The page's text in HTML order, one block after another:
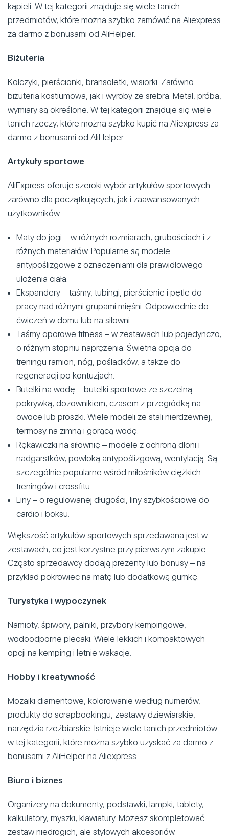
kąpieli. W tej kategorii znajduje się wiele tanich
przedmiotów, które można szybko zamówić na Aliexpress
za darmo z bonusami od AliHelper.
Biżuteria
Kolczyki, pierścionki, bransoletki, wisiorki. Zarówno
biżuteria kostiumowa, jak i wyroby ze srebra. Metal, próba,
wymiary są określone. W tej kategorii znajduje się wiele
tanich rzeczy, które można szybko kupić na Aliexpress za
darmo z bonusami od AliHelper.
Artykuły sportowe
AliExpress oferuje szeroki wybór artykułów sportowych
zarówno dla początkujących, jak i zaawansowanych
użytkowników:
Maty do jogi – w różnych rozmiarach, grubościach i z
różnych materiałów. Popularne są modele
antypoślizgowe z oznaczeniami dla prawidłowego
ułożenia ciała.
Ekspandery – taśmy, tubingi, pierścienie i pętle do
pracy nad różnymi grupami mięśni. Odpowiednie do
ćwiczeń w domu lub na siłowni.
Taśmy oporowe fitness – w zestawach lub pojedynczo,
o różnym stopniu naprężenia. Świetna opcja do
treningu ramion, nóg, pośladków, a także do
regeneracji po kontuzjach.
Butelki na wodę – butelki sportowe ze szczelną
pokrywką, dozownikiem, czasem z przegródką na
owoce lub proszki. Wiele modeli ze stali nierdzewnej,
termosy na zimną i gorącą wodę.
Rękawiczki na siłownię – modele z ochroną dłoni i
nadgarstków, powłoką antypoślizgową, wentylacją. Są
szczególnie popularne wśród miłośników ciężkich
treningów i crossfitu.
Liny – o regulowanej długości, liny szybkościowe do
cardio i boksu.
Większość artykułów sportowych sprzedawana jest w
zestawach, co jest korzystne przy pierwszym zakupie.
Często sprzedawcy dodają prezenty lub bonusy – na
przykład pokrowiec na matę lub dodatkową gumkę.
Turystyka i wypoczynek
Namioty, śpiwory, palniki, przybory kempingowe,
wodoodporne plecaki. Wiele lekkich i kompaktowych
opcji na kemping i letnie wakacje.
Hobby i kreatywność
Mozaiki diamentowe, kolorowanie według numerów,
produkty do scrapbookingu, zestawy dziewiarskie,
narzędzia rzeźbiarskie. Istnieje wiele tanich przedmiotów
w tej kategorii, które można szybko uzyskać za darmo z
bonusami z AliHelper na Aliexpress.
Biuro i biznes
Organizery na dokumenty, podstawki, lampki, tablety,
kalkulatory, myszki, klawiatury. Możesz skompletować
zestaw niedrogich, ale stylowych akcesoriów.